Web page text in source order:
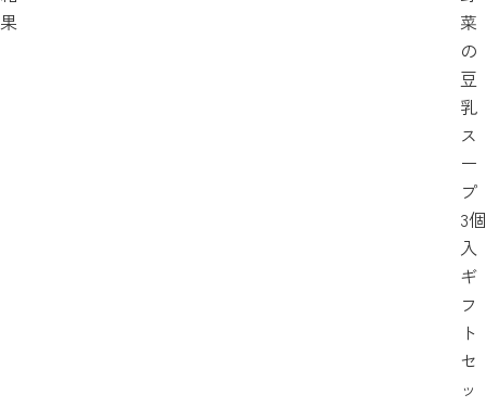
果
菜
の
豆
乳
ス
ー
プ
3個
入
ギ
フ
ト
セ
ッ